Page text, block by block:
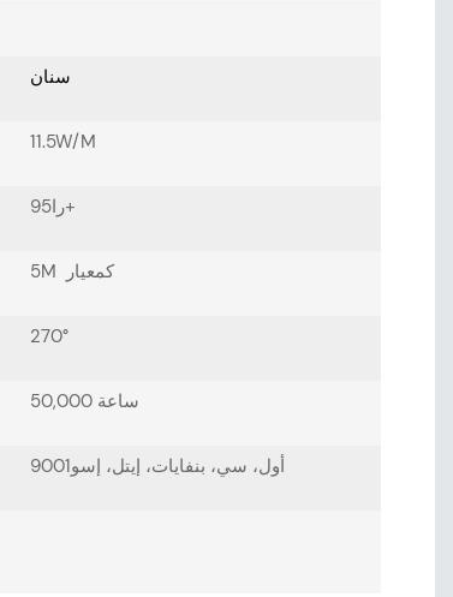
سنان
11.5W/M
را95+
5M كمعيار
270°
50,000 ساعة
أول، سي، بنفايات، إيتل، إسو9001